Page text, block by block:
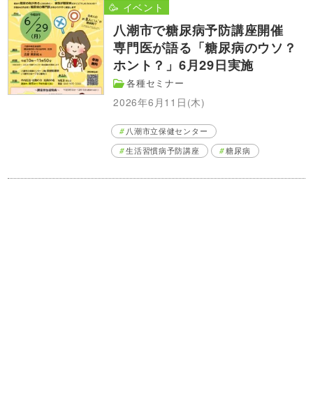
八潮市で糖尿病予防講座開催
専門医が語る「糖尿病のウソ？
ホント？」6月29日実施
各種セミナー
2026年6月11日(木)
🥳 イベント
八潮市立保健センター
生活習慣病予防講座
糖尿病